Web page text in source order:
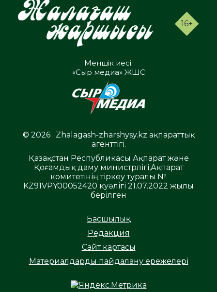
16+
Меншік иесі:
«Сыр медиа» ЖШС
© 2026 . Zhalagash-zharshysy.kz ақпараттық
агенттігі.
Қазақстан Республикасы Ақпарат және
Қоғамдық даму министрлігі,Ақпарат
комитетінің тіркеу туралы №
KZ91VPY00052420 куәлігі 21.07.2022 жылы
берілген
Басшылық
Редакция
Сайт картасы
Материалдарды пайдалану ережелері